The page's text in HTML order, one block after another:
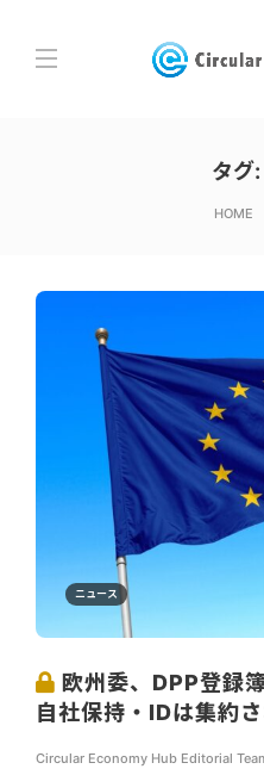
タグ:
HOME
ニュース
欧州委、DPP登録
自社保持・IDは集約
Circular Economy Hub Editorial